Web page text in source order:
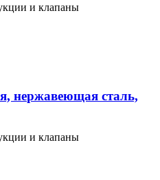
и клапаны
нержавеющая сталь,
и клапаны